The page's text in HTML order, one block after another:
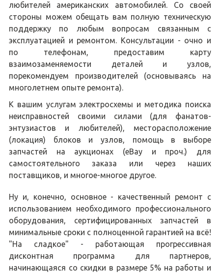
любителей американских автомобилей. Со своей
стороны можем обещать вам полную техническую
поддержку по любым вопросам связанным с
эксплуатацией и ремонтом. Консультации - очно и
по телефонам, предоставим карту
взаимозаменяемости деталей и узлов,
порекомендуем производителей (основываясь на
многолетнем опыте ремонта).
К вашим услугам электросхемы и методика поиска
неисправностей своими силами (для фанатов-
энтузиастов и любителей), месторасположение
(локация) блоков и узлов, помощь в выборе
запчастей на аукционах (eBay и проч.) для
самостоятельного заказа или через наших
поставщиков, и многое-многое другое.
Ну и, конечно, основное - качественный ремонт с
использованием необходимого профессионального
оборудования, сертифицированных запчастей в
минимальные сроки с полноценной гарантией на всё!
"На сладкое" - работающая прогрессивная
дисконтная программа для партнеров,
начинающаяся со скидки в размере 5% на работы и